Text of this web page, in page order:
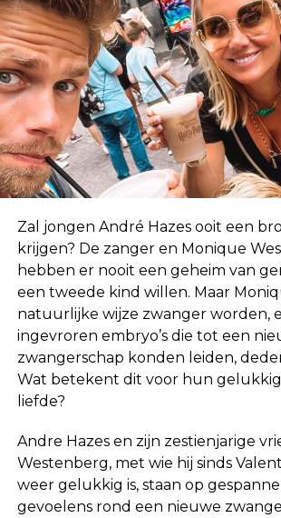
Zal jongen André Hazes ooit een
krijgen? De zanger en Monique
hebben er nooit een geheim van
een tweede kind willen. Maar
natuurlijke wijze zwanger worden,
ingevroren embryo’s die tot een
zwangerschap konden leiden,
Wat betekent dit voor hun
liefde?
Andre Hazes en zijn zestienjarige
Westenberg, met wie hij sinds
weer gelukkig is, staan ​​op
gevoelens rond een nieuwe